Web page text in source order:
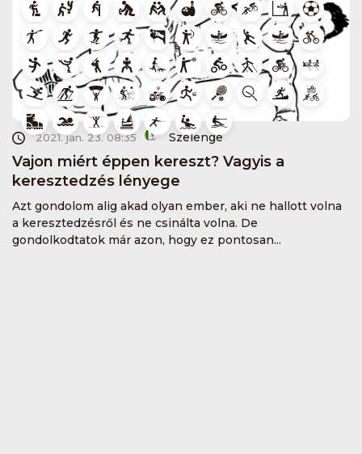
2021. jan. 23. 08:35 Szelenge
Vajon miért éppen kereszt? Vagyis a
keresztedzés lényege
Azt gondolom alig akad olyan ember, aki ne hallott volna
a keresztedzésről és ne csinálta volna. De
gondolkodtatok már azon, hogy ez pontosan...